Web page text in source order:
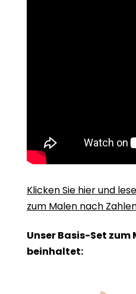
Klicken Sie hier und
zum Malen nach
Unser Basis-Set zum
beinhaltet: